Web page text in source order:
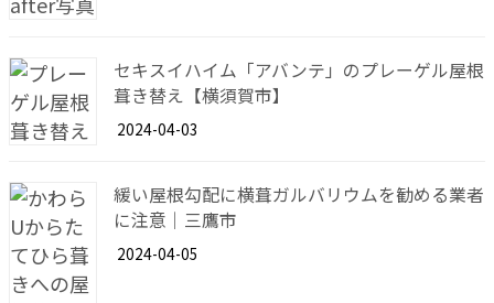
セキスイハイム「アバンテ」のプレーゲル屋根
葺き替え【横須賀市】
2024-04-03
緩い屋根勾配に横葺ガルバリウムを勧める業者
に注意｜三鷹市
2024-04-05